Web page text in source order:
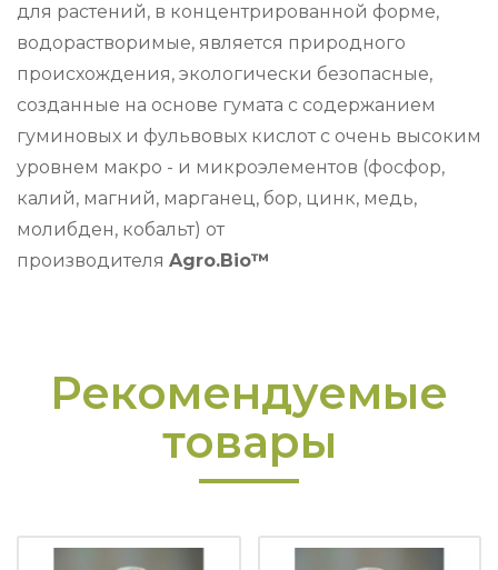
для растений, в концентрированной форме,
водорастворимые, является природного
происхождения, экологически безопасные,
созданные на основе гумата с содержанием
гуминовых и фульвовых кислот с очень высоким
уровнем макро - и микроэлементов (фосфор,
калий, магний, марганец, бор, цинк, медь,
молибден, кобальт) от
производителя Agro.Bio™
Рекомендуемые
товары